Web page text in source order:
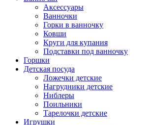
Аксессуары
Ванночки
Горки в ванночку
Ковши
Круги для купания
Подставки под ванночку
Горшки
Детская посуда
Ложечки детские
Нагрудники детские
Ниблеры
Поильники
Тарелочки детские
Игрушки